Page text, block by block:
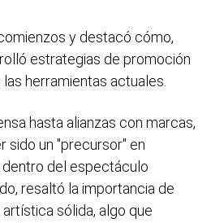
y destacó cómo,
estrategias de promoción
herramientas actuales.
hasta alianzas con marcas,
sido un "precursor" en
del espectáculo
resaltó la importancia de
sólida, algo que